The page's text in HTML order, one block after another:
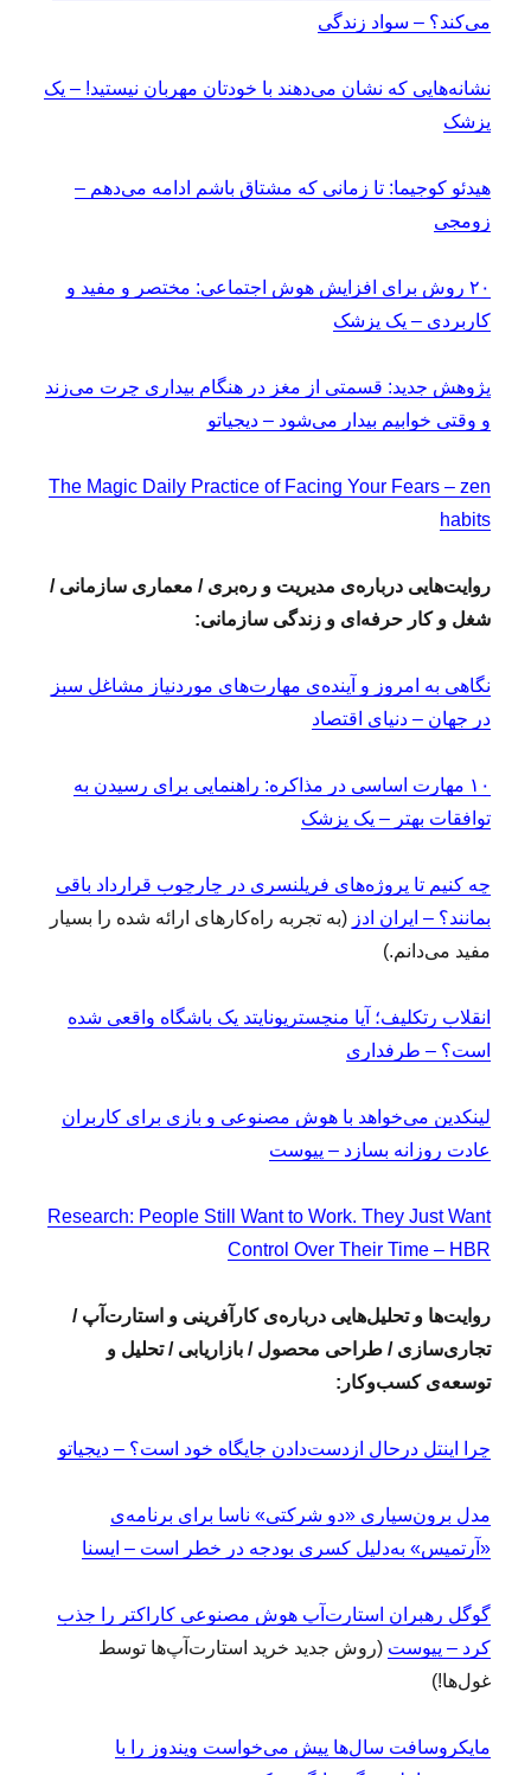
می‌کند؟ – سواد زندگی
نشانه‌هایی که نشان می‌دهند با خودتان مهربان نیستید! – یک
پزشک
هیدئو کوجیما: تا زمانی که مشتاق باشم ادامه می‌دهم –
زومجی
۲۰ روش برای افزایش هوش اجتماعی: مختصر و مفید و
کاربردی – یک پزشک
پژوهش جدید: قسمتی از مغز در هنگام بیداری چرت می‌زند
و وقتی خوابیم بیدار می‌شود – دیجیاتو
The Magic Daily Practice of Facing Your Fears – zen
habits
روایت‌هایی درباره‌ی مدیریت و ره‌بری / معماری سازمانی /
شغل و کار حرفه‌ای و زندگی سازمانی:
نگاهی به امروز و آینده‌ی مهارت‏‏‌های موردنیاز مشاغل سبز
در جهان – دنیای اقتصاد
۱۰ مهارت اساسی در مذاکره: راهنمایی برای رسیدن به
توافقات بهتر – یک پزشک
چه کنیم تا پروژه‌های فریلنسری در چارچوب قرارداد باقی
بمانند؟ – ایران ادز (به تجربه راه‌کارهای ارائه شده را بسیار
مفید می‌دانم.)
انقلاب رتکلیف؛ آیا منچستریونایتد یک باشگاه واقعی شده
است؟ – طرفداری
لینکدین می‌خواهد با هوش مصنوعی و بازی برای کاربران
عادت روزانه بسازد – پیوست
Research: People Still Want to Work. They Just Want
Control Over Their Time – HBR
روایت‌ها و تحلیل‌هایی درباره‌ی کارآفرینی و استارت‌آپ /
تجاری‌سازی / طراحی محصول / بازاریابی / تحلیل و
توسعه‌ی کسب‌وکار:
چرا اینتل درحال ازدست‌دادن جایگاه خود است؟ – دیجیاتو
مدل برون‌سپاری «دو شرکتی» ناسا برای برنامه‌ی
«آرتمیس» به‌دلیل کسری بودجه در خطر است – ایسنا
گوگل رهبران استارت‌آپ هوش مصنوعی کاراکتر را جذب
کرد – پیوست (روش جدید خرید استارت‌آپ‌ها توسط
غول‌ها!)
مایکروسافت سال‌ها پیش می‌خواست ویندوز را با